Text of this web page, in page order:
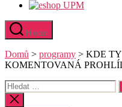
Hledat
Domů > programy > KDE
KOMENTOVANÁ
Výsledky
vyhledávání:
Zavřít